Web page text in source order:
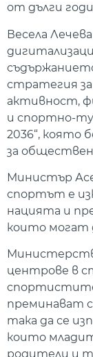
от дълги
Весела
стратегия
активност,
и спортно-
2036“, която
за
Министър
спортът е
нацията и
които могат
центрове в
преминават
така да се
които
родители и